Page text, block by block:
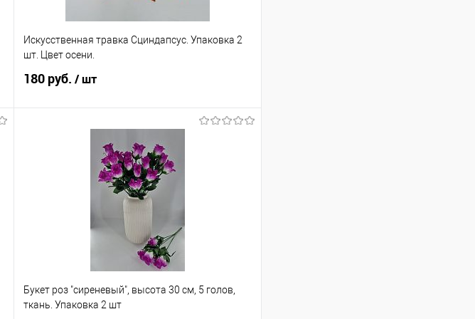
Искусственная травка Сциндапсус. Упаковка 2
шт. Цвет осени.
180 руб. / шт
Купить в 1 клик
Сравнение
Букет роз "сиреневый", высота 30 см, 5 голов,
ткань. Упаковка 2 шт